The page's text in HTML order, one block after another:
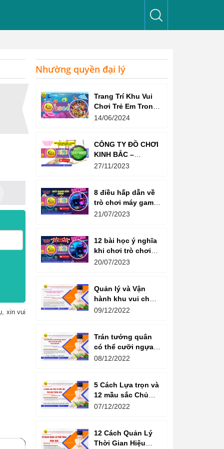
xin vui
Nhường quyền đại lý
Trang Trí Khu Vui
Chơi Trẻ Em Trong
Nhà Như Thế Nào
14/06/2024
CÔNG TY ĐỒ CHƠI
KINH BẮC –
CHỨNG CHỈ ISO
27/11/2023
8 điều hấp dẫn về
trò chơi máy game
bắn súng
21/07/2023
12 bài học ý nghĩa
khi chơi trò chơi
máy game đua xe
20/07/2023
Quản lý và Vận
hành khu vui chơi
giải trí -
amusement parks
09/12/2022
Trán tướng quân
có thể cưỡi ngựa,
Bụng tể tướng có
08/12/2022
5 Cách Lựa trọn và
12 mầu sắc Chủ
đạo Tương sinh
năng lượng
07/12/2022
12 Cách Quản Lý
Thời Gian Hiệu